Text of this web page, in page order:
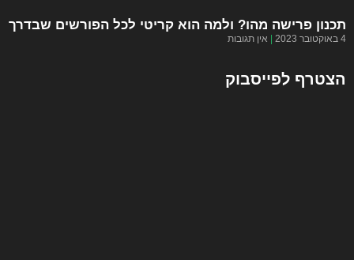
תכנון פרישה מהו? ולמה הוא קריטי לכל הפורשים שבדרך
4 באוקטובר 2023 אין תגובות
הצטרף לפייסבוק